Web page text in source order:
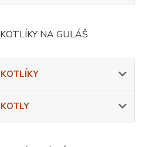
KOTLÍKY NA GULÁŠ
KOTLÍKY
KOTLY